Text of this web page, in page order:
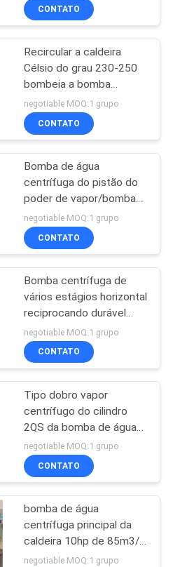
92
filtro do
filtro de
de
CONTATO
Recircular a caldeira
Célsio do grau 230-250
bombeia a bomba
elétrica da única fase
negotiable MOQ:1 grupo
CONTATO
Bomba de água
centrífuga do pistão do
poder de vapor/bomba
pressão da caldeira de
baixo nível de ruído
negotiable MOQ:1 grupo
CONTATO
Bomba centrífuga de
vários estágios horizontal
reciprocando durável
para a água de
alimentação da caldeira
negotiable MOQ:1 grupo
CONTATO
Tipo dobro vapor
centrífugo do cilindro
2QS da bomba de água
que reciproca o ISO
negotiable MOQ:1 grupo
CONTATO
bomba de água
centrífuga principal da
caldeira 10hp de 85m3/H
536m
negotiable MOQ:1 grupo